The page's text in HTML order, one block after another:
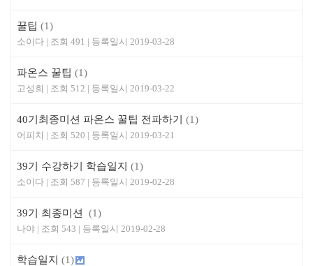
꿀팁 (1)
소이다 491 2019-03-28
파온스 꿀팁 (1)
고성희 512 2019-03-22
40기최종미션 파온스 꿀팁 전파하기 (1)
어피치 520 2019-03-21
39기 수강하기 학습일지 (1)
소이다 587 2019-02-28
39기 최종미션 (1)
나야 543 2019-02-28
학습일지 (1)